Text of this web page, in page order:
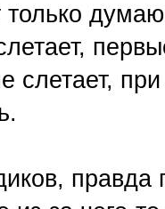
только
слетает,
правда